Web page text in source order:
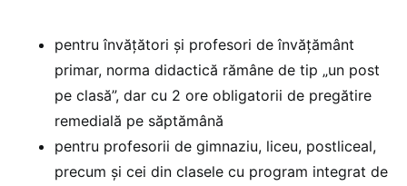
pentru învățători și profesori de învățământ
primar, norma didactică rămâne de tip „un post
pe clasă”, dar cu 2 ore obligatorii de pregătire
remedială pe săptămână
pentru profesorii de gimnaziu, liceu, postliceal,
precum și cei din clasele cu program integrat de